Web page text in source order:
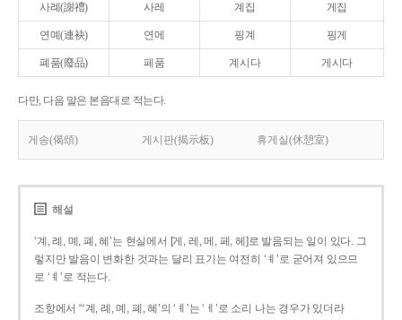
사례(謝禮) 사레 계집 게집
연몌(連袂) 연메 핑계 핑게
폐품(廢品) 페품 계시다 게시다
다만, 다음 말은 본음대로 적는다.
게송(偈頌) 게시판(揭示板) 휴게실(休憩室)
해설
‘계, 례, 몌, 폐, 혜’는 현실에서 [게, 레, 메, 페, 헤]로 발음되는 일이 있다. 그
렇지만 발음이 변화한 것과는 달리 표기는 여전히 ‘ㅖ’로 굳어져 있으므
로 ‘ㅖ’로 적는다.
조항에서 “‘계, 례, 몌, 폐, 혜’의 ‘ㅖ’는 ‘ㅔ’로 소리 나는 경우가 있더라